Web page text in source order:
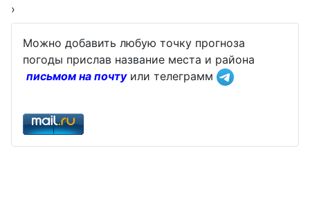
›
Можно добавить любую точку прогноза
погоды прислав название места и района
письмом на почтуили телеграмм